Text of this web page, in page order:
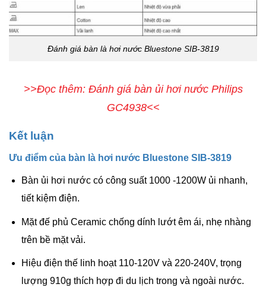
Đánh giá bàn là hơi nước Bluestone SIB-3819
>>Đọc thêm: Đánh giá bàn ủi hơi nước Philips
GC4938<<
Kết luận
Ưu điểm của bàn là hơi nước Bluestone SIB-3819
Bàn ủi hơi nước có công suất 1000 -1200W ủi nhanh,
tiết kiệm điện.
Mặt đế phủ Ceramicchống dính lướt êm ái, nhẹ nhàng
trên bề mặt vải.
Hiệu điện thế linh hoạt 110-120V và 220-240V, trọng
lượng 910g thích hợp đi du lịch trong và ngoài nước.